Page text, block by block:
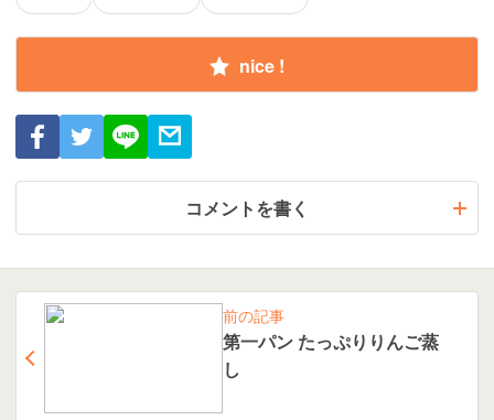
nice !
コメントを書く
前の記事
第一パン たっぷりりんご蒸
し